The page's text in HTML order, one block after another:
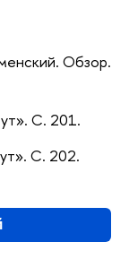
Обзор.
С. 201.
С. 202.